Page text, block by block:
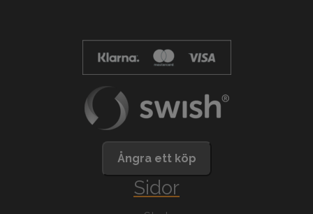
Ångra ett köp
Sidor